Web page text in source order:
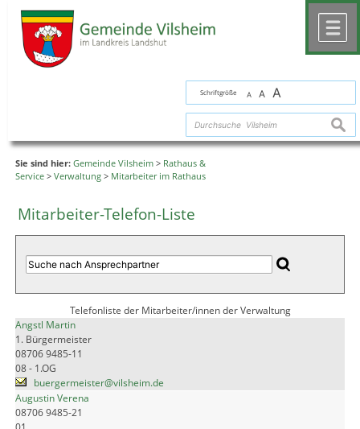
Schriftgröße A A A
Sie sind hier: Gemeinde Vilsheim > Rathaus &
Service > Verwaltung > Mitarbeiter im Rathaus
Mitarbeiter-Telefon-Liste
Telefonliste der Mitarbeiter/innen der Verwaltung
Angstl Martin
1. Bürgermeister
08706 9485-11
08 - 1.OG
buergermeister@vilsheim.de
Augustin Verena
08706 9485-21